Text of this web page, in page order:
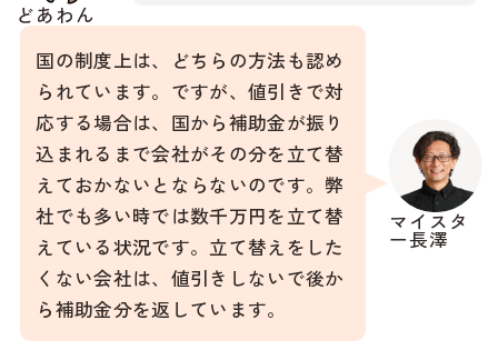
どあわん
マイスタ
ー長澤
国の制度上は、どちらの方法も認め
られています。ですが、値引きで対
応する場合は、国から補助金が振り
込まれるまで会社がその分を立て替
えておかないとならないのです。弊
社でも多い時では数千万円を立て替
えている状況です。立て替えをした
くない会社は、値引きしないで後か
ら補助金分を返しています。